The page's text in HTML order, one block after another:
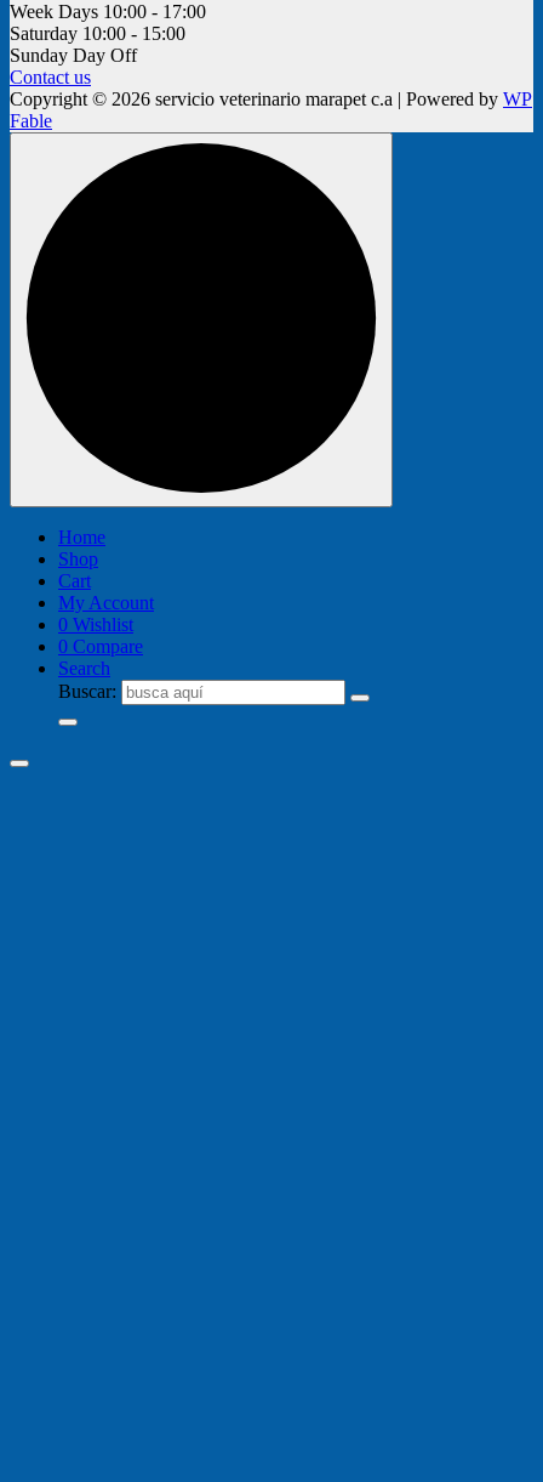
Week Days 10:00 - 17:00
Saturday 10:00 - 15:00
Sunday Day Off
Contact us
Copyright © 2026 servicio veterinario marapet c.a | Powered by WP
Fable
Home
Shop
Cart
My Account
0 Wishlist
0 Compare
Search
Buscar: